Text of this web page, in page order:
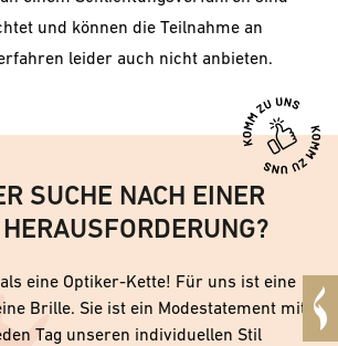
und können die Teilnahme an
leider auch nicht anbieten.
SUCHE NACH EINER
eine Optiker-Kette! Für uns ist eine
Brille. Sie ist ein Modestatement mit
Tag unseren individuellen Stil